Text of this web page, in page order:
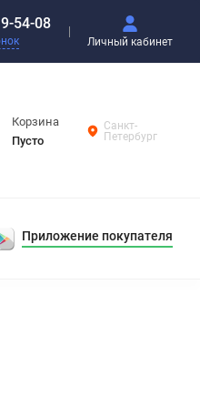
54-08
Личный кабинет
Корзина
Пусто
Санкт-
Петербург
Приложение покупателя